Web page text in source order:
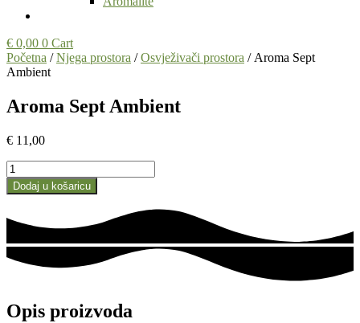
€ 0,00 0 Cart
Početna /Njega prostora /Osvježivači prostora / Aroma Sept
Ambient
Aroma Sept Ambient
€ 11,00
Aroma
Sept
Ambient
Dodaj u košaricu
Opis proizvoda